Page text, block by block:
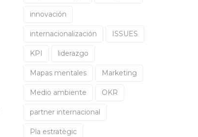
innovación
internacionalización ISSUES
KPI liderazgo
Mapas mentales Marketing
Medio ambiente OKR
partner internacional
Pla estratègic